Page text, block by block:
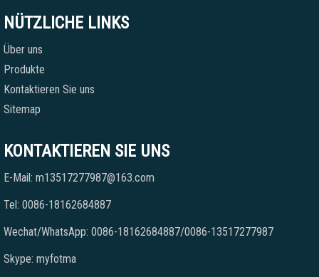
NÜTZLICHE LINKS
Über uns
Produkte
Kontaktieren Sie uns
Sitemap
KONTAKTIEREN SIE UNS
E-Mail: m13517277987@163.com
Tel: 0086-18162684887
Wechat/WhatsApp: 0086-18162684887/0086-13517277987
Skype: myfotma